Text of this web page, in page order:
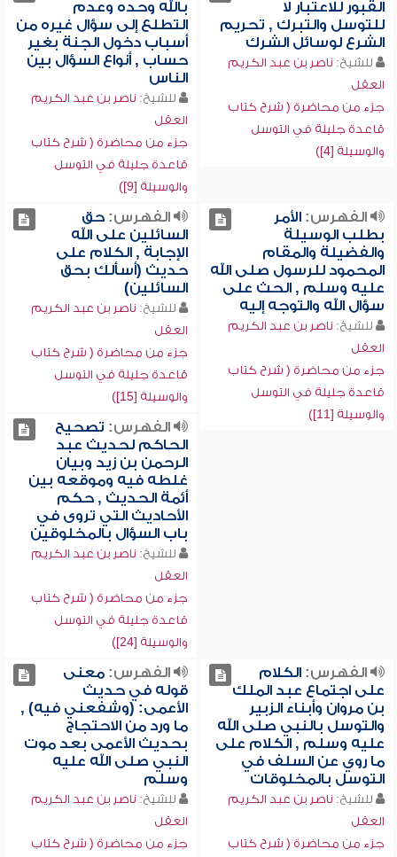
القبور للاعتبار لا
للتوسل والتبرك , تحريم
الشرع لوسائل الشرك
للشيخ: ناصر بن عبد الكريم
العقل
جزء من محاضرة ( شرح كتاب
قاعدة جليلة في التوسل
والوسيلة [4])
بالله وحده وعدم
التطلع إلى سؤال غيره من
أسباب دخول الجنة بغير
حساب , أنواع السؤال بين
الناس
للشيخ: ناصر بن عبد الكريم
العقل
جزء من محاضرة ( شرح كتاب
قاعدة جليلة في التوسل
والوسيلة [9])
الفهرس:الأمر
بطلب الوسيلة
والفضيلة والمقام
المحمود للرسول صلى الله
عليه وسلم , الحث على
سؤال الله والتوجه إليه
للشيخ: ناصر بن عبد الكريم
العقل
جزء من محاضرة ( شرح كتاب
قاعدة جليلة في التوسل
والوسيلة [11])
الفهرس:حق
السائلين على الله
الإجابة , الكلام على
حديث (أسألك بحق
السائلين)
للشيخ: ناصر بن عبد الكريم
العقل
جزء من محاضرة ( شرح كتاب
قاعدة جليلة في التوسل
والوسيلة [15])
الفهرس: تصحيح
الحاكم لحديث عبد
الرحمن بن زيد وبيان
غلطه فيه وموقعه بين
أئمة الحديث , حكم
الأحاديث التي تروى في
باب السؤال بالمخلوقين
للشيخ: ناصر بن عبد الكريم
العقل
جزء من محاضرة ( شرح كتاب
قاعدة جليلة في التوسل
والوسيلة [24])
الفهرس:الكلام
على اجتماع عبد الملك
بن مروان وأبناء الزبير
والتوسل بالنبي صلى الله
عليه وسلم , الكلام على
ما روي عن السلف في
التوسل بالمخلوقات
للشيخ: ناصر بن عبد الكريم
العقل
جزء من محاضرة ( شرح كتاب
الفهرس:معنى
قوله في حديث
الأعمى: (وشفعني فيه) ,
ما ورد من الاحتجاج
بحديث الأعمى بعد موت
النبي صلى الله عليه
وسلم
للشيخ: ناصر بن عبد الكريم
العقل
جزء من محاضرة ( شرح كتاب